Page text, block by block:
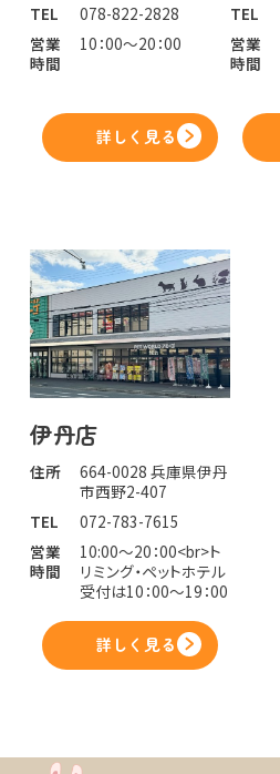
TEL
078-822-2828
営業
時間
10：00～20：00
詳しく見る
TEL
営業
時間
伊丹店
住所
664-0028 兵庫県伊丹
市西野2-407
TEL
072-783-7615
営業
時間
10:00～20：00<br>ト
リミング・ペットホテル
受付は10：00～19：00
詳しく見る